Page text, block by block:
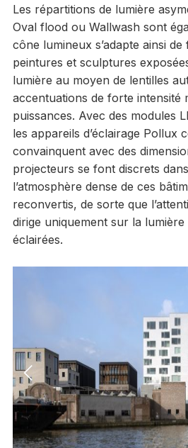
Les répartitions de lumière
Oval flood ou Wallwash sont
cône lumineux s’adapte ainsi
peintures et sculptures
lumière au moyen de lentilles
accentuations de forte intensité
puissances. Avec des modules
les appareils d’éclairage Pollux
convainquent avec des
projecteurs se font discrets
l’atmosphère dense de ces
reconvertis, de sorte que
dirige uniquement sur la
éclairées.